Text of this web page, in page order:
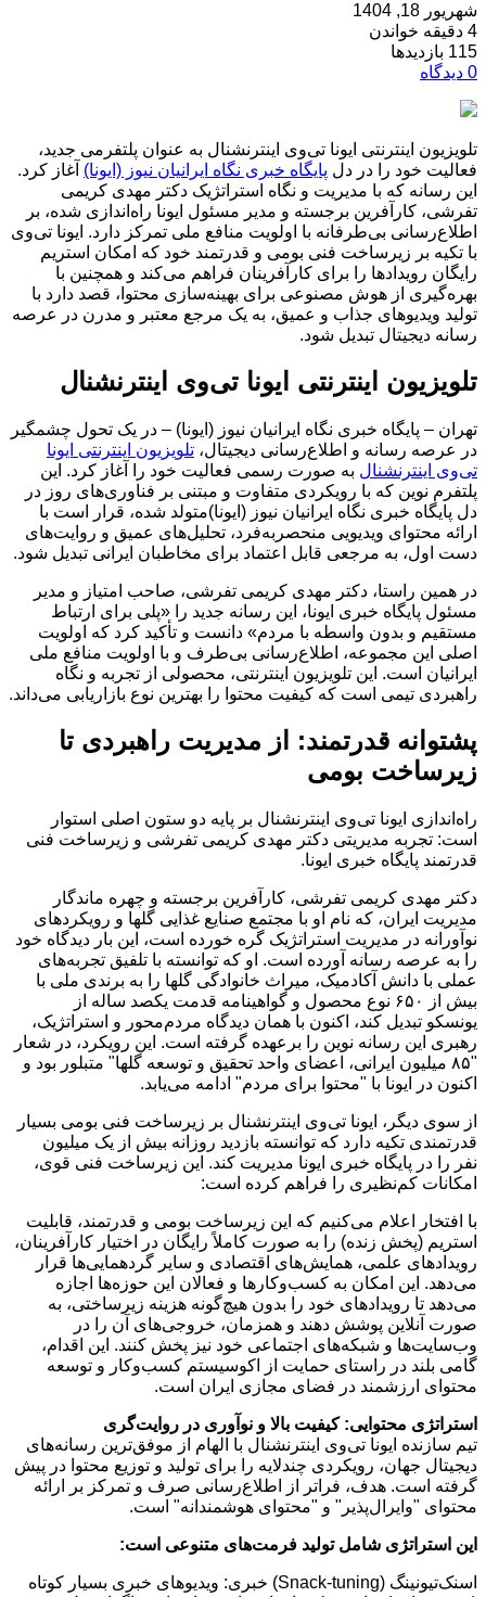
شهریور 18, 1404
4 دقیقه خواندن
115 بازدیدها
0 دیدگاه
تلویزیون اینترنتی ایونا تی‌وی اینترنشنال به عنوان پلتفرمی جدید،
فعالیت خود را در دل پایگاه خبری نگاه ایرانیان نیوز (ایونا) آغاز کرد.
این رسانه که با مدیریت و نگاه استراتژیک دکتر مهدی کریمی
تفرشی، کارآفرین برجسته و مدیر مسئول ایونا راه‌اندازی شده، بر
اطلاع‌رسانی بی‌طرفانه با اولویت منافع ملی تمرکز دارد. ایونا تی‌وی
با تکیه بر زیرساخت فنی بومی و قدرتمند خود که امکان استریم
رایگان رویدادها را برای کارآفرینان فراهم می‌کند و همچنین با
بهره‌گیری از هوش مصنوعی برای بهینه‌سازی محتوا، قصد دارد با
تولید ویدیوهای جذاب و عمیق، به یک مرجع معتبر و مدرن در عرصه
رسانه دیجیتال تبدیل شود.
تلویزیون اینترنتی ایونا تی‌وی اینترنشنال
تهران – پایگاه خبری نگاه ایرانیان نیوز (ایونا) – در یک تحول چشمگیر
در عرصه رسانه و اطلاع‌رسانی دیجیتال، تلویزیون اینترنتی ایونا
تی‌وی اینترنشنال به صورت رسمی فعالیت خود را آغاز کرد. این
پلتفرم نوین که با رویکردی متفاوت و مبتنی بر فناوری‌های روز در
دل پایگاه خبری نگاه ایرانیان نیوز (ایونا)متولد شده، قرار است با
ارائه محتوای ویدیویی منحصربه‌فرد، تحلیل‌های عمیق و روایت‌های
دست اول، به مرجعی قابل اعتماد برای مخاطبان ایرانی تبدیل شود.
در همین راستا، دکتر مهدی کریمی تفرشی، صاحب امتیاز و مدیر
مسئول پایگاه خبری ایونا، این رسانه جدید را «پلی برای ارتباط
مستقیم و بدون واسطه با مردم» دانست و تأکید کرد که اولویت
اصلی این مجموعه، اطلاع‌رسانی بی‌طرف و با اولویت منافع ملی
ایرانیان است. این تلویزیون اینترنتی، محصولی از تجربه و نگاه
راهبردی تیمی است که کیفیت محتوا را بهترین نوع بازاریابی می‌داند.
پشتوانه قدرتمند: از مدیریت راهبردی تا
زیرساخت بومی
راه‌اندازی ایونا تی‌وی اینترنشنال بر پایه دو ستون اصلی استوار
است: تجربه مدیریتی دکتر مهدی کریمی تفرشی و زیرساخت فنی
قدرتمند پایگاه خبری ایونا.
دکتر مهدی کریمی تفرشی، کارآفرین برجسته و چهره ماندگار
مدیریت ایران، که نام او با مجتمع صنایع غذایی گلها و رویکردهای
نوآورانه در مدیریت استراتژیک گره خورده است، این بار دیدگاه خود
را به عرصه رسانه آورده است. او که توانسته‌ با تلفیق تجربه‌های
عملی با دانش آکادمیک، میراث خانوادگی گلها را به برندی ملی با
بیش از ۶۵۰ نوع محصول و گواهینامه قدمت یکصد ساله از
یونسکو تبدیل کند، اکنون با همان دیدگاه مردم‌محور و استراتژیک،
رهبری این رسانه نوین را برعهده گرفته است. این رویکرد، در شعار
"۸۵ میلیون ایرانی، اعضای واحد تحقیق و توسعه گلها" متبلور بود و
اکنون در ایونا با "محتوا برای مردم" ادامه می‌یابد.
از سوی دیگر، ایونا تی‌وی اینترنشنال بر زیرساخت فنی بومی بسیار
قدرتمندی تکیه دارد که توانسته بازدید روزانه بیش از یک میلیون
نفر را در پایگاه خبری ایونا مدیریت کند. این زیرساخت فنی قوی،
امکانات کم‌نظیری را فراهم کرده است:
با افتخار اعلام می‌کنیم که این زیرساخت بومی و قدرتمند، قابلیت
استریم (پخش زنده) را به صورت کاملاً رایگان در اختیار کارآفرینان،
رویدادهای علمی، همایش‌های اقتصادی و سایر گردهمایی‌ها قرار
می‌دهد. این امکان به کسب‌وکارها و فعالان این حوزه‌ها اجازه
می‌دهد تا رویدادهای خود را بدون هیچ‌گونه هزینه زیرساختی، به
صورت آنلاین پوشش دهند و همزمان، خروجی‌های آن را در
وب‌سایت‌ها و شبکه‌های اجتماعی خود نیز پخش کنند. این اقدام،
گامی بلند در راستای حمایت از اکوسیستم کسب‌وکار و توسعه
محتوای ارزشمند در فضای مجازی ایران است.
استراتژی محتوایی: کیفیت بالا و نوآوری در روایت‌گری
تیم سازنده ایونا تی‌وی اینترنشنال با الهام از موفق‌ترین رسانه‌های
دیجیتال جهان، رویکردی چندلایه را برای تولید و توزیع محتوا در پیش
گرفته است. هدف، فراتر از اطلاع‌رسانی صرف و تمرکز بر ارائه
محتوای "وایرال‌پذیر" و "محتوای هوشمندانه" است.
این استراتژی شامل تولید فرمت‌های متنوعی است:
اسنک‌تیونینگ (Snack-tuning) خبری: ویدیوهای خبری بسیار کوتاه